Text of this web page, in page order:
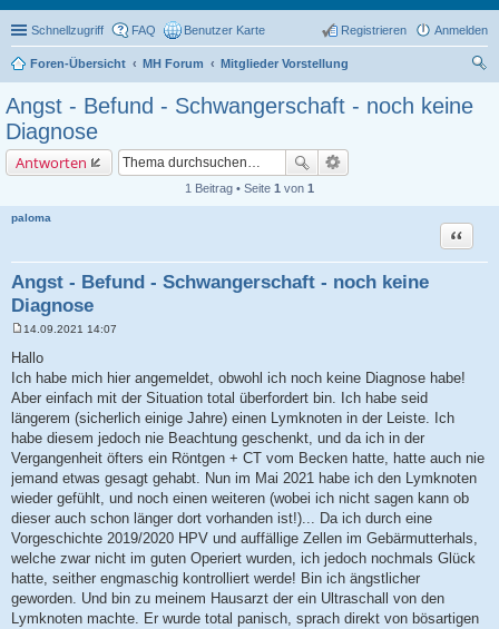
Schnellzugriff FAQ Benutzer Karte Anmelden
Registrieren
Foren-Übersicht MH Forum
Mitglieder Vorstellung
Angst - Befund - Schwangerschaft - noch keine
Diagnose
Antworten
1 Beitrag • Seite 1 von 1
paloma
Angst - Befund - Schwangerschaft - noch keine
Diagnose
Zitat
e
i
t
a
g
14.09.2021 14:07
Hallo
Ich habe mich hier angemeldet, obwohl ich noch keine Diagnose habe!
Aber einfach mit der Situation total überfordert bin. Ich habe seid
längerem (sicherlich einige Jahre) einen Lymknoten in der Leiste. Ich
habe diesem jedoch nie Beachtung geschenkt, und da ich in der
Vergangenheit öfters ein Röntgen + CT vom Becken hatte, hatte auch nie
jemand etwas gesagt gehabt. Nun im Mai 2021 habe ich den Lymknoten
wieder gefühlt, und noch einen weiteren (wobei ich nicht sagen kann ob
dieser auch schon länger dort vorhanden ist!)... Da ich durch eine
Vorgeschichte 2019/2020 HPV und auffällige Zellen im Gebärmutterhals,
welche zwar nicht im guten Operiert wurden, ich jedoch nochmals Glück
hatte, seither engmaschig kontrolliert werde! Bin ich ängstlicher
geworden. Und bin zu meinem Hausarzt der ein Ultraschall von den
Lymknoten machte. Er wurde total panisch, sprach direkt von bösartigen